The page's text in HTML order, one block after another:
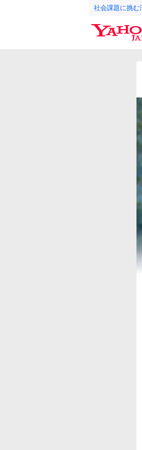
社会課題に挑む